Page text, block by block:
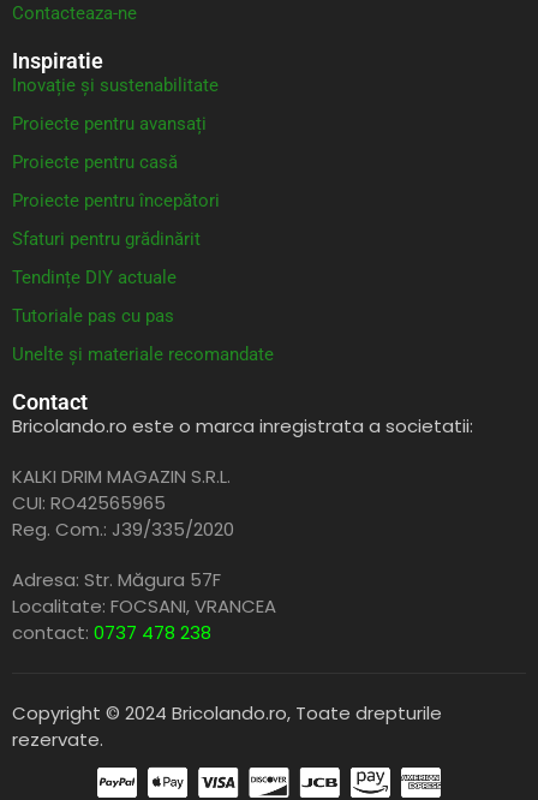
Contacteaza-ne
Inspiratie
Inovație și sustenabilitate
Proiecte pentru avansați
Proiecte pentru casă
Proiecte pentru începători
Sfaturi pentru grădinărit
Tendințe DIY actuale
Tutoriale pas cu pas
Unelte și materiale recomandate
Contact
Bricolando.ro este o marca inregistrata a societatii:
KALKI DRIM MAGAZIN S.R.L.
CUI: RO42565965
Reg. Com.: J39/335/2020
Adresa: Str. Măgura 57F
Localitate: FOCSANI,VRANCEA
contact: 0737 478 238
Copyright © 2024 Bricolando.ro, Toate drepturile
rezervate.